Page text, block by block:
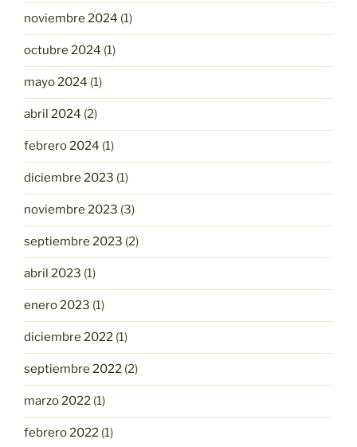
noviembre 2024 (1)
octubre 2024 (1)
mayo 2024 (1)
abril 2024 (2)
febrero 2024 (1)
diciembre 2023 (1)
noviembre 2023 (3)
septiembre 2023 (2)
abril 2023 (1)
enero 2023 (1)
diciembre 2022 (1)
septiembre 2022 (2)
marzo 2022 (1)
febrero 2022 (1)